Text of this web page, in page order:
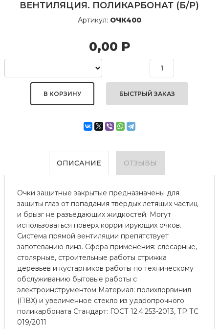
ВЕНТИЛЯЦИЯ. ПОЛИКАРБОНАТ (Б/Р)
Артикул: ОЧК400
0,00 Р
БЫСТРЫЙ ЗАКАЗ
ОПИСАНИЕ ОТЗЫВЫ
Очки защитные закрытые предназначены для
защиты глаз от попадания твердых летящих частиц
и брызг не разъедающих жидкостей. Могут
использоваться поверх корригирующих очков.
Система прямой вентиляции препятствует
запотеванию линз. Сфера применения: слесарные,
столярные, строительные работы стрижка
деревьев и кустарников работы по техническому
обслуживанию бытовые работы с
электроинструментом Материал: полихлорвинил
(ПВХ) и увеличенное стекло из ударопрочного
поликарбоната Стандарт: ГОСТ 12.4.253-2013, ТР ТС
019/2011